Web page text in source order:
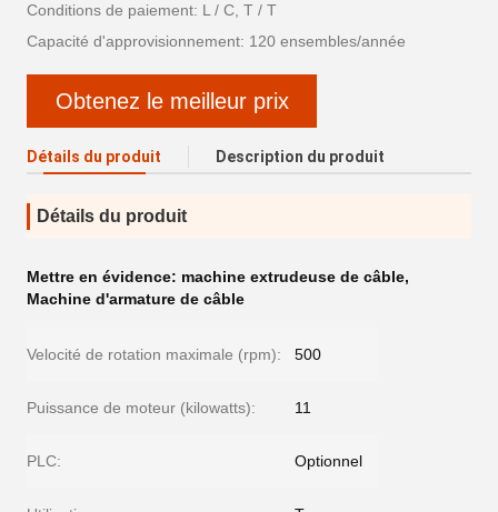
Conditions de paiement: L / C, T / T
Capacité d'approvisionnement: 120 ensembles/année
Obtenez le meilleur prix
Détails du produit Description du produit
Détails du produit
Mettre en évidence: machine extrudeuse de câble,
Machine d'armature de câble
Velocité de rotation maximale (rpm): 500
Puissance de moteur (kilowatts): 11
PLC: Optionnel